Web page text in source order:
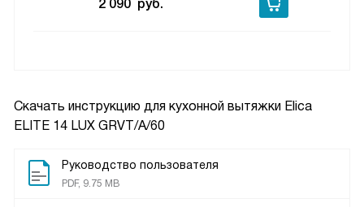
Скачать инструкцию для кухонной вытяжки Elica
ELITE 14 LUX GRVT/A/60
Руководство пользователя
PDF, 9.75 MB
2 090 руб.